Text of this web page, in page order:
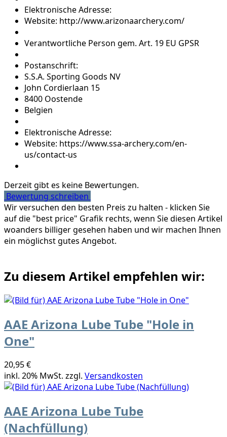
Elektronische Adresse:
Website: http://www.arizonaarchery.com/
Verantwortliche Person gem. Art. 19 EU GPSR
Postanschrift:
S.S.A. Sporting Goods NV
John Cordierlaan 15
8400 Oostende
Belgien
Elektronische Adresse:
Website: https://www.ssa-archery.com/en-
us/contact-us
Derzeit gibt es keine Bewertungen.
Bewertung schreiben
Wir versuchen den besten Preis zu halten - klicken Sie
auf die "best price" Grafik rechts, wenn Sie diesen Artikel
woanders billiger gesehen haben und wir machen Ihnen
ein möglichst gutes Angebot.
Zu diesem Artikel empfehlen wir:
AAE Arizona Lube Tube "Hole in
One"
20,95 €
inkl. 20% MwSt. zzgl. Versandkosten
AAE Arizona Lube Tube
(Nachfüllung)